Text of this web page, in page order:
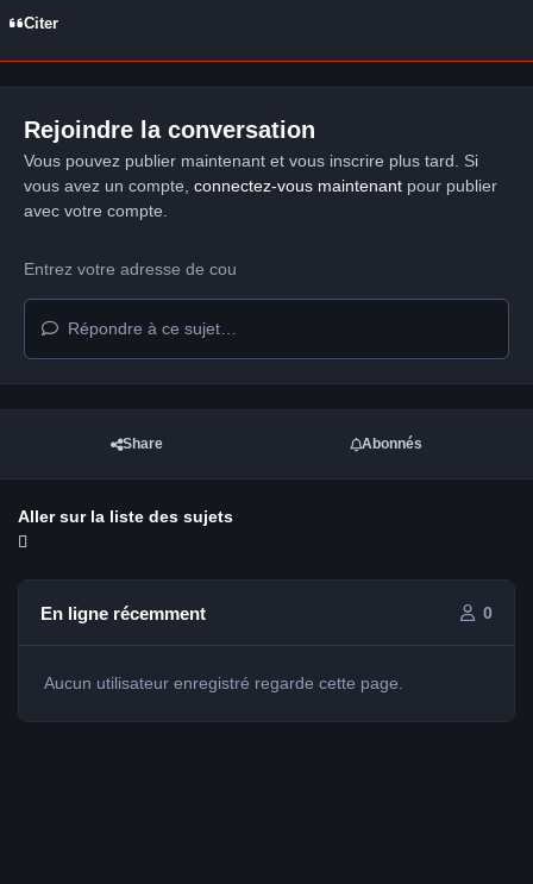
Citer
Rejoindre la conversation
Vous pouvez publier maintenant et vous inscrire plus tard. Si
vous avez un compte, connectez-vous maintenantpour publier
avec votre compte.
Répondre à ce sujet…
Share Abonnés
Aller sur la liste des sujets
En ligne récemment 0
Aucun utilisateur enregistré regarde cette page.